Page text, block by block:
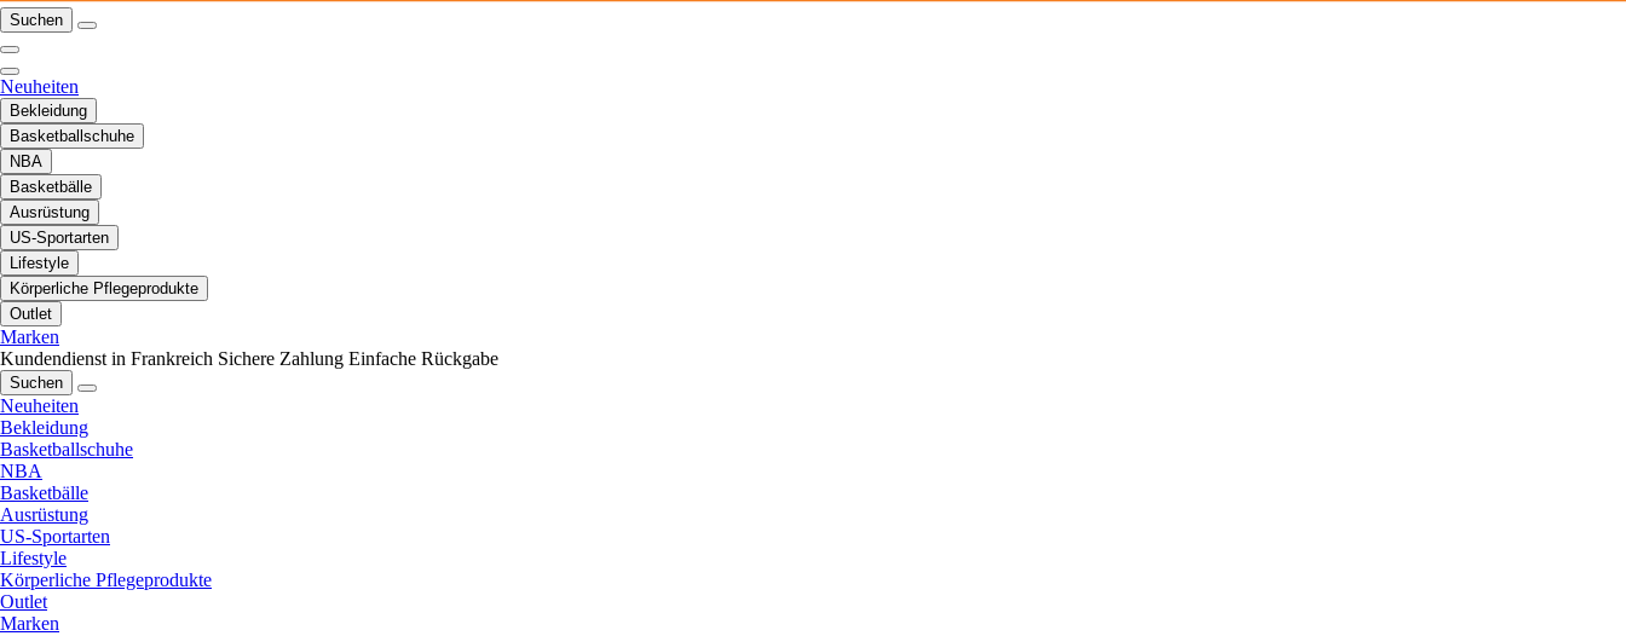
Suchen
Neuheiten
Bekleidung
Basketballschuhe
NBA
Basketbälle
Ausrüstung
US-Sportarten
Lifestyle
Körperliche Pflegeprodukte
Outlet
Marken
Kundendienst in Frankreich Sichere Zahlung Einfache Rückgabe
Suchen
Neuheiten
Bekleidung
Basketballschuhe
NBA
Basketbälle
Ausrüstung
US-Sportarten
Lifestyle
Körperliche Pflegeprodukte
Outlet
Marken